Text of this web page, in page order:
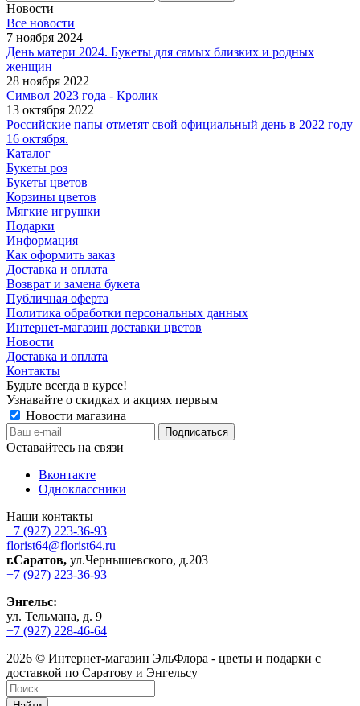
Новости
Все новости
7 ноября 2024
День матери 2024. Букеты для самых близких и родных
женщин
28 ноября 2022
Символ 2023 года - Кролик
13 октября 2022
Российские папы отметят свой официальный день в 2022 году
16 октября.
Каталог
Букеты роз
Букеты цветов
Корзины цветов
Мягкие игрушки
Подарки
Информация
Как оформить заказ
Доставка и оплата
Возврат и замена букета
Публичная оферта
Политика обработки персональных данных
Интернет-магазин доставки цветов
Новости
Доставка и оплата
Контакты
Будьте всегда в курсе!
Узнавайте о скидках и акциях первым
Новости магазина
Оставайтесь на связи
Вконтакте
Одноклассники
Наши контакты
+7 (927) 223-36-93
florist64@florist64.ru
г.Саратов, ул.Чернышевского, д.203
+7 (927) 223-36-93
Энгельс:
ул. Тельмана, д. 9
+7 (927) 228-46-64
2026 © Интернет-магазин ЭльФлора - цветы и подарки с
доставкой по Саратову и Энгельсу